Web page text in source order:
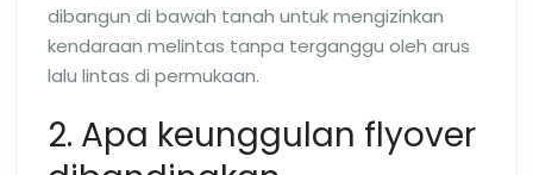
dibangun di bawah tanah untuk mengizinkan
kendaraan melintas tanpa terganggu oleh arus
lalu lintas di permukaan.
2. Apa keunggulan flyover